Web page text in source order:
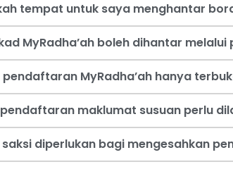
tempat untuk saya menghantar
MyRadha’ah boleh dihantar melalui
pendaftaran MyRadha’ah hanya
pendaftaran maklumat susuan perlu
saksi diperlukan bagi mengesahkan